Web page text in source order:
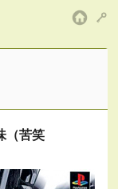
（苦笑